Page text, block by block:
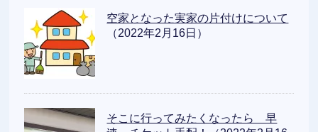
空家となった実家の片付けについて
（2022年2月16日）
そこに行ってみたくなったら 早